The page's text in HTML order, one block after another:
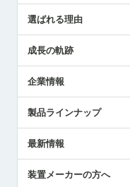
解決策提案
選ばれる理由
成長の軌跡
企業情報
ごあいさつ
受賞履歴
採用情報
製品ラインナップ
ツールセッタ製品
エアマイクロセンサ製品
最新情報
メトロールの技術
装置メーカーの方へ